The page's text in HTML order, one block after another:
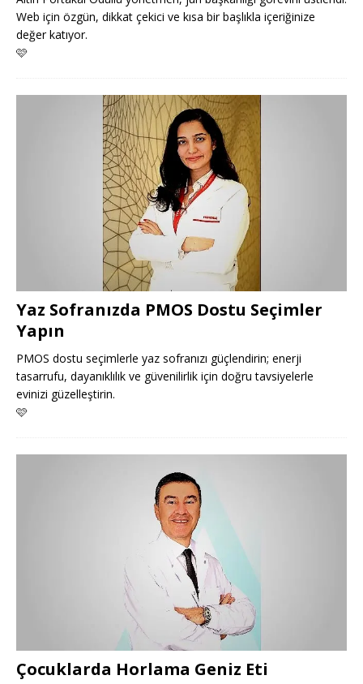
Web için özgün, dikkat çekici ve kısa bir başlıkla içeriğinize
değer katıyor.
🩷
Yaz Sofranızda PMOS Dostu Seçimler
Yapın
PMOS dostu seçimlerle yaz sofranızı güçlendirin; enerji
tasarrufu, dayanıklılık ve güvenilirlik için doğru tavsiyelerle
evinizi güzelleştirin.
🩷
Çocuklarda Horlama Geniz Eti